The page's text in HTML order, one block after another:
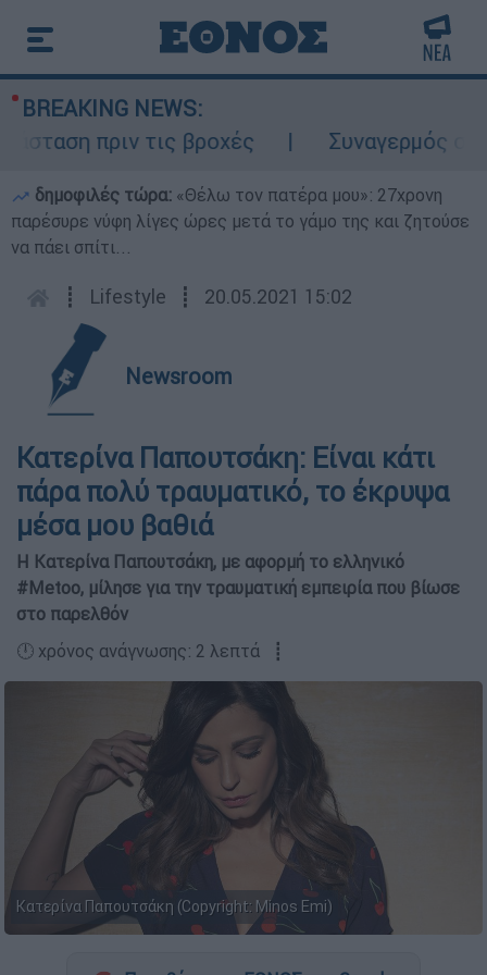
BREAKING NEWS:
πριν τις βροχές
Συναγερμός στον
δημοφιλές τώρα: «Θέλω τον πατέρα μου»: 27χρονη
παρέσυρε νύφη λίγες ώρες μετά το γάμο της και ζητούσε
να πάει σπίτι...
┋ Lifestyle ┋ 20.05.2021 15:02
Newsroom
Κατερίνα Παπουτσάκη: Είναι κάτι
πάρα πολύ τραυματικό, το έκρυψα
μέσα μου βαθιά
Η Κατερίνα Παπουτσάκη, με αφορμή το ελληνικό
#Metoo, μίλησε για την τραυματική εμπειρία που βίωσε
στο παρελθόν
🕛 χρόνος ανάγνωσης: 2 λεπτά ┋
Κατερίνα Παπουτσάκη (Copyright: Minos Emi)